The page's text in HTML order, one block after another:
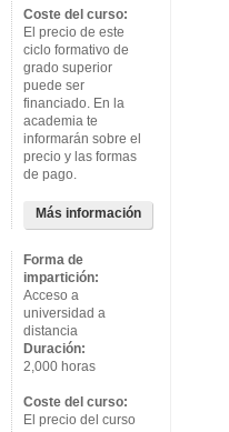
Coste del curso:
El precio de este
ciclo formativo de
grado superior
puede ser
financiado. En la
academia te
informarán sobre el
precio y las formas
de pago.
Más información
Forma de
impartición:
Acceso a
universidad a
distancia
Duración:
2,000 horas
Coste del curso:
El precio del curso